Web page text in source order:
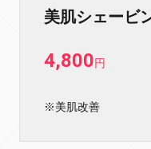
美肌シェービ
4,800円
※美肌改善